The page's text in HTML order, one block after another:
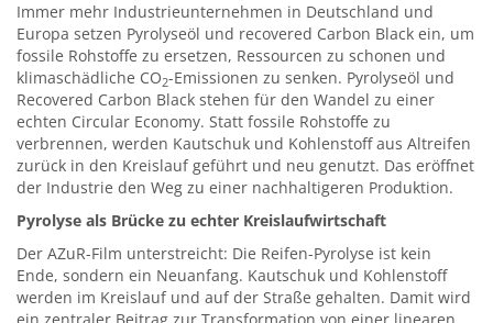
Immer mehr Industrieunternehmen in Deutschland und
Europa setzen Pyrolyseöl und recovered Carbon Black ein, um
fossile Rohstoffe zu ersetzen, Ressourcen zu schonen und
klimaschädliche CO2-Emissionen zu senken. Pyrolyseöl und
Recovered Carbon Black stehen für den Wandel zu einer
echten Circular Economy. Statt fossile Rohstoffe zu
verbrennen, werden Kautschuk und Kohlenstoff aus Altreifen
zurück in den Kreislauf geführt und neu genutzt. Das eröffnet
der Industrie den Weg zu einer nachhaltigeren Produktion.
Pyrolyse als Brücke zu echter Kreislaufwirtschaft
Der AZuR-Film unterstreicht: Die Reifen-Pyrolyse ist kein
Ende, sondern ein Neuanfang. Kautschuk und Kohlenstoff
werden im Kreislauf und auf der Straße gehalten. Damit wird